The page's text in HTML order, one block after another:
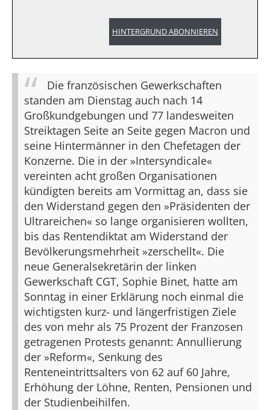
HINTERGRUND ABONNIEREN
Die französischen Gewerkschaften
standen am Dienstag auch nach 14
Großkundgebungen und 77 landesweiten
Streiktagen Seite an Seite gegen Macron und
seine Hintermänner in den Chefetagen der
Konzerne. Die in der »Intersyndicale«
vereinten acht großen Organisationen
kündigten bereits am Vormittag an, dass sie
den Widerstand gegen den »Präsidenten der
Ultrareichen« so lange organisieren wollten,
bis das Rentendiktat am Widerstand der
Bevölkerungsmehrheit »zerschellt«. Die
neue Generalsekretärin der linken
Gewerkschaft CGT, Sophie Binet, hatte am
Sonntag in einer Erklärung noch einmal die
wichtigsten kurz- und längerfristigen Ziele
des von mehr als 75 Prozent der Franzosen
getragenen Protests genannt: Annullierung
der »Reform«, Senkung des
Renteneintrittsalters von 62 auf 60 Jahre,
Erhöhung der Löhne, Renten, Pensionen und
der Studienbeihilfen.